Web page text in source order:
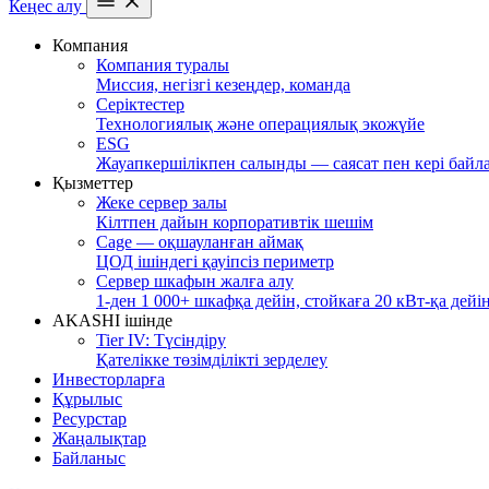
Кеңес алу
Компания
Компания туралы
Миссия, негізгі кезеңдер, команда
Серіктестер
Технологиялық және операциялық экожүйе
ESG
Жауапкершілікпен салынды — саясат пен кері
Қызметтер
Жеке сервер залы
Кілтпен дайын корпоративтік шешім
Cage — оқшауланған аймақ
ЦОД ішіндегі қауіпсіз периметр
Сервер шкафын жалға алу
1-ден 1 000+ шкафқа дейін, стойкаға 20 кВт-қа дейін
AKASHI ішінде
Tier IV: Түсіндіру
Қателікке төзімділікті зерделеу
Инвесторларға
Құрылыс
Ресурстар
Жаңалықтар
Байланыс